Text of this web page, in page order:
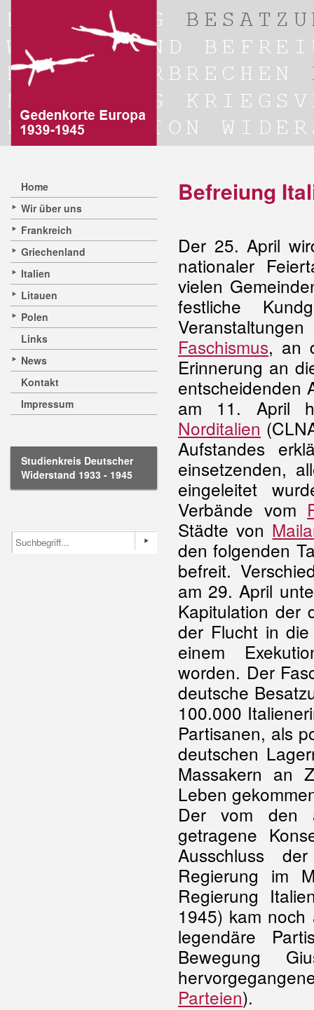
Home
Wir über uns
Frankreich
Griechenland
Italien
Litauen
Polen
Links
News
Kontakt
Impressum
Studienkreis Deutscher
Widerstand 1933 - 1945
Befreiung
Der 25. April
nationaler
vielen
festliche
Faschismus, an
Erinnerung an
entscheidenden
am 11. April
Norditalien
Aufstandes
einsetzenden,
eingeleitet
Verbände vom
Städte von
den folgenden
befreit.
am 29. April
Kapitulation der
der Flucht in
einem
worden. Der
deutsche
100.000
Partisanen, als
deutschen
Massakern an
Leben
Der vom den
getragene
Ausschluss
Regierung im
Regierung
1945) kam
legendäre
Bewegung
Parteien).